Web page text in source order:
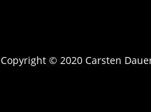
Copyright © 2020 Carsten